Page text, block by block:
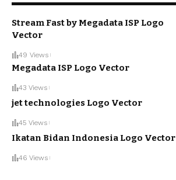
Stream Fast by Megadata ISP Logo
Vector
49 Views
Megadata ISP Logo Vector
43 Views
jet technologies Logo Vector
45 Views
Ikatan Bidan Indonesia Logo Vector
46 Views